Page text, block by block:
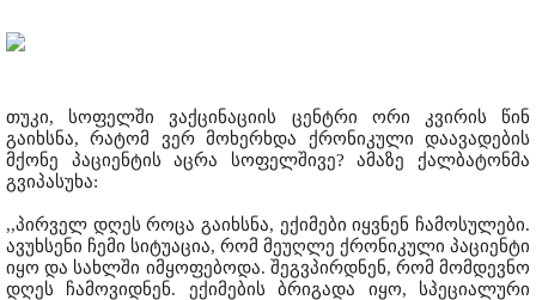
თუკი, სოფელში ვაქცინაციის ცენტრი ორი კვირის წინ
გაიხსნა, რატომ ვერ მოხერხდა ქრონიკული დაავადების
მქონე პაციენტის აცრა სოფელშივე? ამაზე ქალბატონმა
გვიპასუხა:
,,პირველ დღეს როცა გაიხსნა, ექიმები იყვნენ ჩამოსულები.
ავუხსენი ჩემი სიტუაცია, რომ მეუღლე ქრონიკული პაციენტი
იყო და სახლში იმყოფებოდა. შეგვპირდნენ, რომ მომდევნო
დღეს ჩამოვიდნენ. ექიმების ბრიგადა იყო, სპეციალური